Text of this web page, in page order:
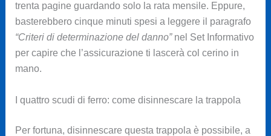
trenta pagine guardando solo la rata mensile. Eppure,
basterebbero cinque minuti spesi a leggere il paragrafo
“Criteri di determinazione del danno”nel Set Informativo
per capire che l’assicurazione ti lascerà col cerino in
mano.
I quattro scudi di ferro: come disinnescare la trappola
Per fortuna, disinnescare questa trappola è possibile, a